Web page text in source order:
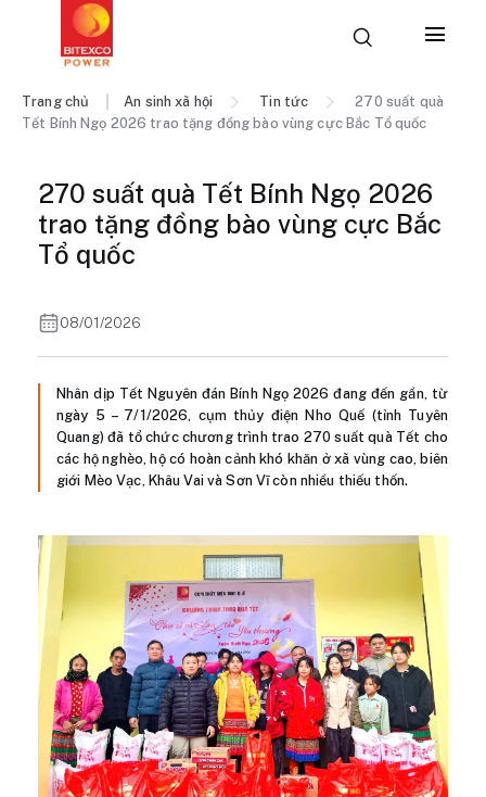
Trang chủ An sinh xã hội Tin tức
270 suất quà
Tết Bính Ngọ 2026 trao tặng đồng bào vùng cực Bắc Tổ quốc
270 suất quà Tết Bính Ngọ 2026
trao tặng đồng bào vùng cực Bắc
Tổ quốc
08/01/2026
Nhân dịp Tết Nguyên đán Bính Ngọ 2026 đang đến gần, từ
ngày 5 – 7/1/2026, cụm thủy điện Nho Quế (tỉnh Tuyên
Quang) đã tổ chức chương trình trao 270 suất quà Tết cho
các hộ nghèo, hộ có hoàn cảnh khó khăn ở xã vùng cao, biên
giới Mèo Vạc, Khâu Vai và Sơn Vĩ còn nhiều thiếu thốn.